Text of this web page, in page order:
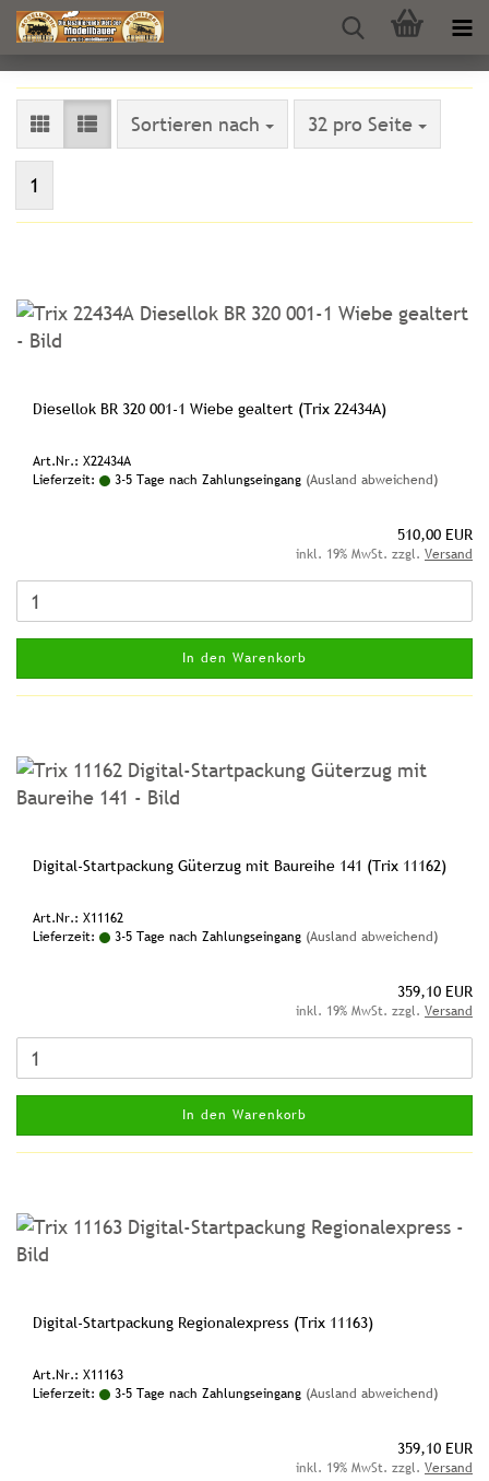
Sortieren nach
Sortieren nach 32 pro Seite
pro Seite
1
Diesellok BR 320 001-1 Wiebe gealtert (Trix 22434A)
Art.Nr.: X22434A
Lieferzeit:
3-5 Tage nach Zahlungseingang (Ausland abweichend)
510,00 EUR
inkl. 19% MwSt. zzgl. Versand
In den Warenkorb
Digital-Startpackung Güterzug mit Baureihe 141 (Trix 11162)
Art.Nr.: X11162
Lieferzeit:
3-5 Tage nach Zahlungseingang (Ausland abweichend)
359,10 EUR
inkl. 19% MwSt. zzgl. Versand
In den Warenkorb
Digital-Startpackung Regionalexpress (Trix 11163)
Art.Nr.: X11163
Lieferzeit:
3-5 Tage nach Zahlungseingang (Ausland abweichend)
359,10 EUR
inkl. 19% MwSt. zzgl. Versand